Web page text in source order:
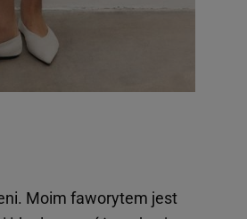
Moim faworytem jest